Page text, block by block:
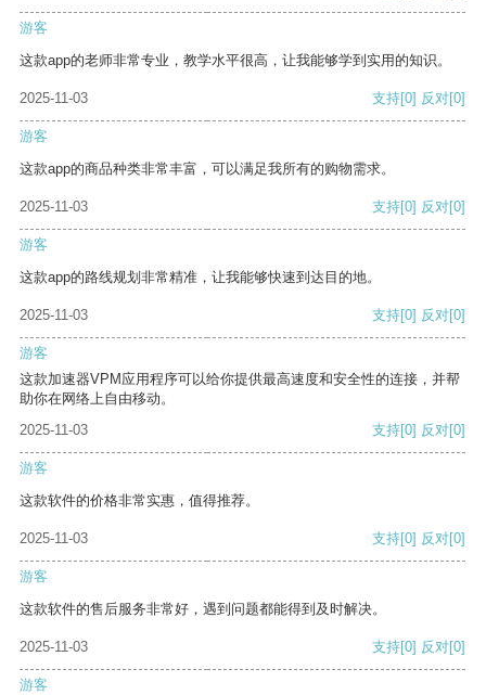
游客
这款app的老师非常专业，教学水平很高，让我能够学到实用的知识。
2025-11-03 支持[0] 反对[0]
游客
这款app的商品种类非常丰富，可以满足我所有的购物需求。
2025-11-03 支持[0] 反对[0]
游客
这款app的路线规划非常精准，让我能够快速到达目的地。
2025-11-03 支持[0] 反对[0]
游客
这款加速器VPM应用程序可以给你提供最高速度和安全性的连接，并帮
助你在网络上自由移动。
2025-11-03
支持[0] 反对[0]
游客
这款软件的价格非常实惠，值得推荐。
2025-11-03 支持[0] 反对[0]
游客
这款软件的售后服务非常好，遇到问题都能得到及时解决。
2025-11-03 支持[0] 反对[0]
游客